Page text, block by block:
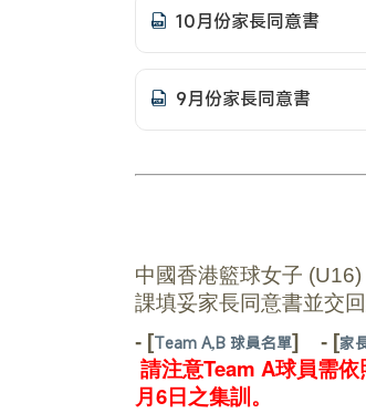
10月份家長同意書
9月份家長同意書
中國香港籃球女子 (U16)
課填妥家長同意書並交回
- [Team A,B 球員名單] - [家
請注意Team A球員需
月6日之集訓。